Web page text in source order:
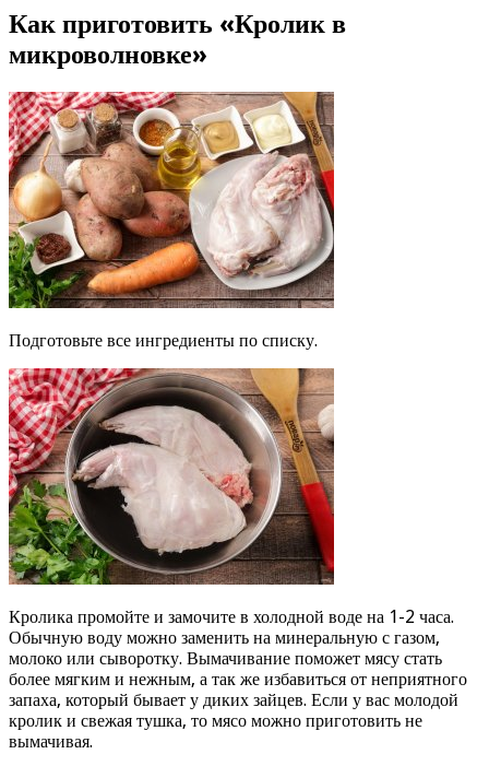
Как приготовить «Кролик в
микроволновке»
Подготовьте все ингредиенты по списку.
Кролика промойте и замочите в холодной воде на 1-2 часа.
Обычную воду можно заменить на минеральную с газом,
молоко или сыворотку. Вымачивание поможет мясу стать
более мягким и нежным, а так же избавиться от неприятного
запаха, который бывает у диких зайцев. Если у вас молодой
кролик и свежая тушка, то мясо можно приготовить не
вымачивая.